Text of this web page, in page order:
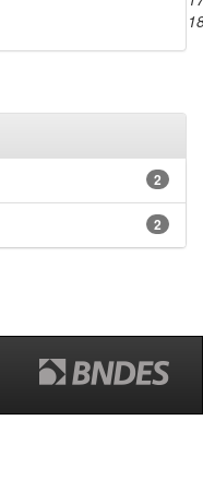
2
2